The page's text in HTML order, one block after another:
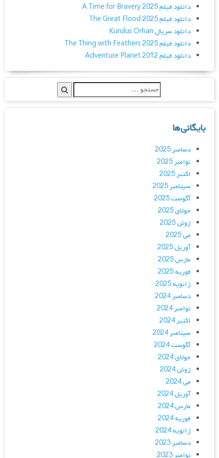
دانلود فیلم A Time for Bravery 2025
دانلود فیلم The Great Flood 2025
دانلود سریال Kurulus Orhan
دانلود فیلم The Thing with Feathers 2025
دانلود فیلم Adventure Planet 2012
بایگانی‌ها
دسامبر 2025
نوامبر 2025
اکتبر 2025
سپتامبر 2025
آگوست 2025
جولای 2025
ژوئن 2025
می 2025
آوریل 2025
مارس 2025
فوریه 2025
ژانویه 2025
دسامبر 2024
نوامبر 2024
اکتبر 2024
سپتامبر 2024
آگوست 2024
جولای 2024
ژوئن 2024
می 2024
آوریل 2024
مارس 2024
فوریه 2024
ژانویه 2024
دسامبر 2023
نوامبر 2023